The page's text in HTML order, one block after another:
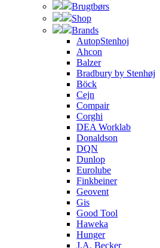
Brugtbørs
Shop
Brands
AutopStenhoj
Ahcon
Balzer
Bradbury by Stenhøj
Böck
Cejn
Compair
Corghi
DEA Worklab
Donaldson
DQN
Dunlop
Eurolube
Finkbeiner
Geovent
Gis
Good Tool
Haweka
Hunger
J.A. Becker